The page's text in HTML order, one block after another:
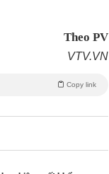
Theo PV
VTV.VN
Copy link